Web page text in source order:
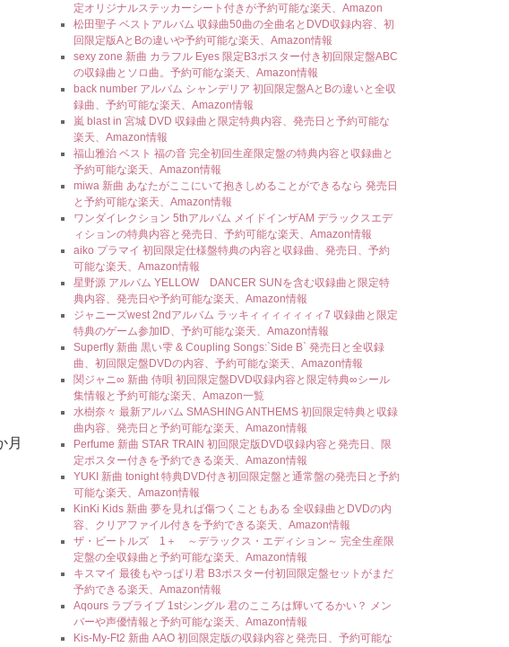
月
定オリジナルステッカーシート付きが予約可能な楽天、Amazon
松田聖子 ベストアルバム 収録曲50曲の全曲名とDVD収録内容、初
回限定版AとBの違いや予約可能な楽天、Amazon情報
sexy zone 新曲 カラフル Eyes 限定B3ポスター付き初回限定盤ABC
の収録曲とソロ曲。予約可能な楽天、Amazon情報
back number アルバム シャンデリア 初回限定盤AとBの違いと全収
録曲、予約可能な楽天、Amazon情報
嵐 blast in 宮城 DVD 収録曲と限定特典内容、発売日と予約可能な
楽天、Amazon情報
福山雅治 ベスト 福の音 完全初回生産限定盤の特典内容と収録曲と
予約可能な楽天、Amazon情報
miwa 新曲 あなたがここにいて抱きしめることができるなら 発売日
と予約可能な楽天、Amazon情報
ワンダイレクション 5thアルバム メイドインザAM デラックスエデ
ィションの特典内容と発売日、予約可能な楽天、Amazon情報
aiko プラマイ 初回限定仕様盤特典の内容と収録曲、発売日、予約
可能な楽天、Amazon情報
星野源 アルバム YELLOW DANCER SUNを含む収録曲と限定特
典内容、発売日や予約可能な楽天、Amazon情報
ジャニーズwest 2ndアルバム ラッキィィィィィィィ7 収録曲と限定
特典のゲーム参加ID、予約可能な楽天、Amazon情報
Superfly 新曲 黒い雫 & Coupling Songs:`Side B` 発売日と全収録
曲、初回限定盤DVDの内容、予約可能な楽天、Amazon情報
関ジャニ∞ 新曲 侍唄 初回限定盤DVD収録内容と限定特典∞シール
集情報と予約可能な楽天、Amazon一覧
水樹奈々 最新アルバム SMASHING ANTHEMS 初回限定特典と収録
曲内容、発売日と予約可能な楽天、Amazon情報
Perfume 新曲 STAR TRAIN 初回限定版DVD収録内容と発売日、限
定ポスター付きを予約できる楽天、Amazon情報
YUKI 新曲 tonight 特典DVD付き初回限定盤と通常盤の発売日と予約
可能な楽天、Amazon情報
KinKi Kids 新曲 夢を見れば傷つくこともある 全収録曲とDVDの内
容、クリアファイル付きを予約できる楽天、Amazon情報
ザ・ビートルズ 1＋ ～デラックス・エディション～ 完全生産限
定盤の全収録曲と予約可能な楽天、Amazon情報
キスマイ 最後もやっぱり君 B3ポスター付初回限定盤セットがまだ
予約できる楽天、Amazon情報
Aqours ラブライブ 1stシングル 君のこころは輝いてるかい？ メン
バーや声優情報と予約可能な楽天、Amazon情報
Kis-My-Ft2 新曲 AAO 初回限定版の収録内容と発売日、予約可能な